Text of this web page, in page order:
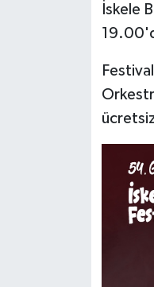
İskele
ÖZEL HABER